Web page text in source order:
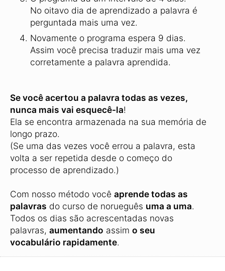
No oitavo dia de aprendizado a palavra é
perguntada mais uma vez.
Novamente o programa espera 9 dias.
Assim você precisa traduzir mais uma vez
corretamente a palavra aprendida.
Se você acertou a palavra todas as vezes,
nunca mais vai esquecê-la!
Ela se encontra armazenada na sua memória de
longo prazo.
(Se uma das vezes você errou a palavra, esta
volta a ser repetida desde o começo do
processo de aprendizado.)
Com nosso método você aprende todas as
palavras do curso de norueguês uma a uma.
Todos os dias são acrescentadas novas
palavras, aumentando assim o seu
vocabulário rapidamente.